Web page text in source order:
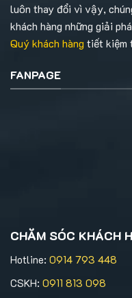
luôn thay đổi vì vậy,
khách hàng những giải
Quý khách hàng tiết kiệm
FANPAGE
CHĂM SÓC KHÁCH
Hotline: 0914 793 448
CSKH: 0911 813 098